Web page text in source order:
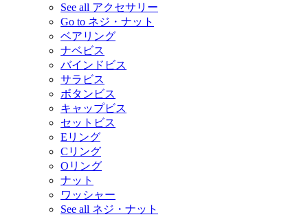
See all アクセサリー
Go to ネジ・ナット
ベアリング
ナベビス
バインドビス
サラビス
ボタンビス
キャップビス
セットビス
Eリング
Cリング
Oリング
ナット
ワッシャー
See all ネジ・ナット